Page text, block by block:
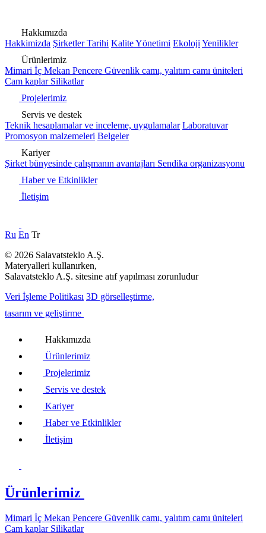
Hakkımızda
Hakkimizda Şirketler Tarihi Kalite Yönetimi Ekoloji Yenilikler
Ürünlerimiz
Mimari İç Mekan Pencere Güvenlik camı, yalıtım camı üniteleri
Cam kaplar Silikatlar
Projelerimiz
Servis ve destek
Teknik hesaplamalar ve inceleme, uygulamalar Laboratuvar
Promosyon malzemeleri Belgeler
Kariyer
Şirket bünyesinde çalışmanın avantajları Sendika organizasyonu
Haber ve Etkinlikler
İletişim
Ru En Tr
© 2026 Salavatsteklo A.Ş.
Materyalleri kullanırken,
Salavatsteklo A.Ş. sitesine atıf yapılması zorunludur
Veri İşleme Politikası 3D görselleştirme,
tasarım ve geliştirme
Hakkımızda
Ürünlerimiz
Projelerimiz
Servis ve destek
Kariyer
Haber ve Etkinlikler
İletişim
Ürünlerimiz
Mimari İç Mekan Pencere Güvenlik camı, yalıtım camı üniteleri
Cam kaplar Silikatlar